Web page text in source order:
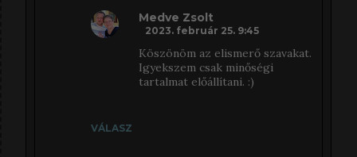
VÁLASZ
Medve Zsolt
2023. február 25. 9:45
Köszönöm az elismerő szavakat.
Igyekszem csak minőségi
tartalmat előállítani. :)